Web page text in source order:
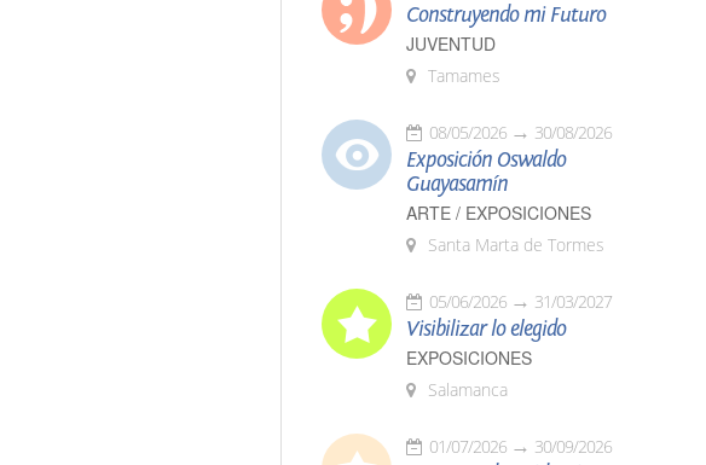
Construyendo mi Futuro
JUVENTUD
Tamames
08/05/2026 30/08/2026
Exposición Oswaldo
Guayasamín
ARTE / EXPOSICIONES
Santa Marta de Tormes
05/06/2026 31/03/2027
Visibilizar lo elegido
EXPOSICIONES
Salamanca
01/07/2026 30/09/2026